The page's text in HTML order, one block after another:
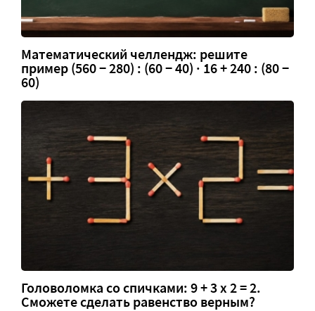
Математический челлендж: решите
пример (560 − 280) : (60 − 40) · 16 + 240 : (80 −
60)
Головоломка со спичками: 9 + 3 х 2 = 2.
Сможете сделать равенство верным?